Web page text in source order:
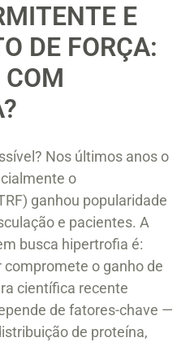
E
DE FORÇA:
Nos últimos anos o
o
ganhou popularidade
e pacientes. A
busca hipertrofia é:
o ganho de
científica recente
de fatores-chave —
de proteína,